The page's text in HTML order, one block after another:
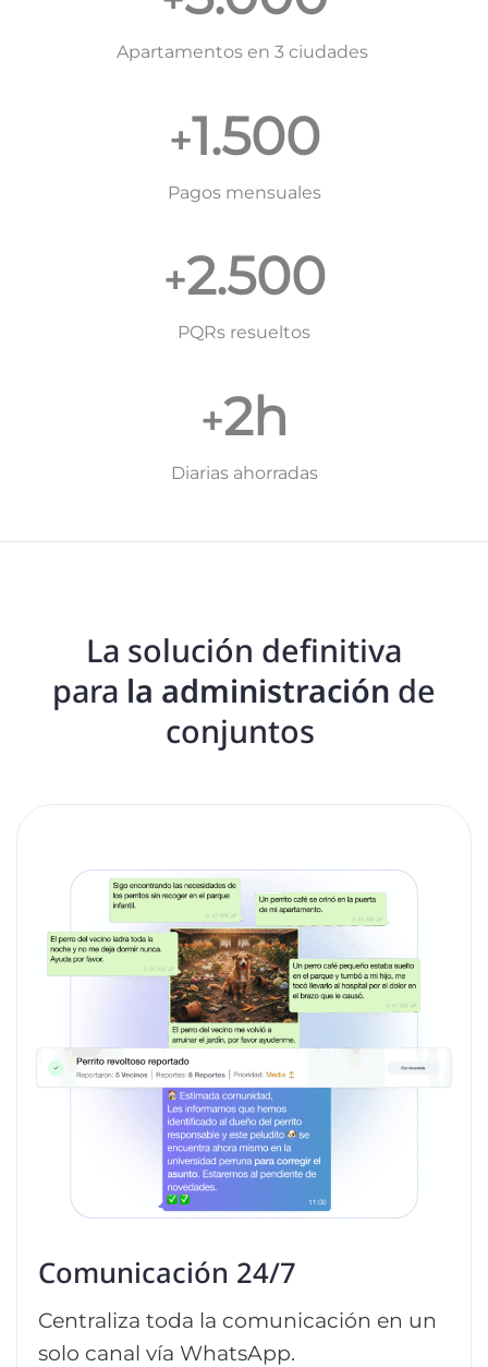
Apartamentos en 3 ciudades
+1.500
Pagos mensuales
+2.500
PQRs resueltos
+2h
Diarias ahorradas
La solución definitiva
para la administración de
conjuntos
Comunicación 24/7
Centraliza toda la comunicación en un
solo canal vía WhatsApp.